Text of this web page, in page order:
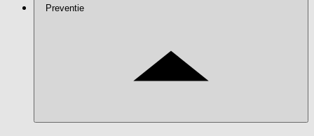
Preventie